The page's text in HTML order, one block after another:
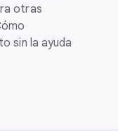
otras
sin la ayuda